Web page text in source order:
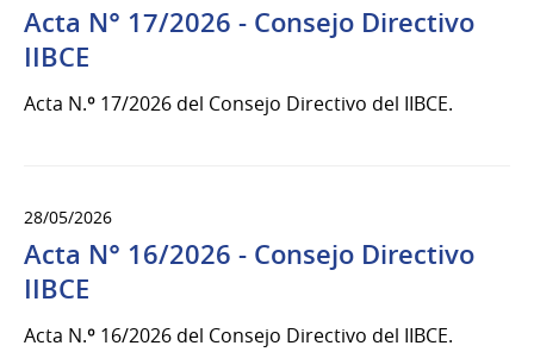
Acta N° 17/2026 - Consejo Directivo
IIBCE
Acta N.º 17/2026 del Consejo Directivo del IIBCE.
28/05/2026
Acta N° 16/2026 - Consejo Directivo
IIBCE
Acta N.º 16/2026 del Consejo Directivo del IIBCE.